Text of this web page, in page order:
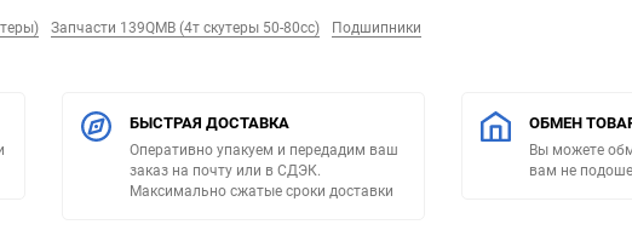
Запчасти 139QMB (4т скутеры 50-80сс) Подшипники
БЫСТРАЯ ДОСТАВКА
Оперативно упакуем и передадим ваш
заказ на почту или в СДЭК.
Максимально сжатые сроки доставки
ОБМЕН
Вы можете
вам не